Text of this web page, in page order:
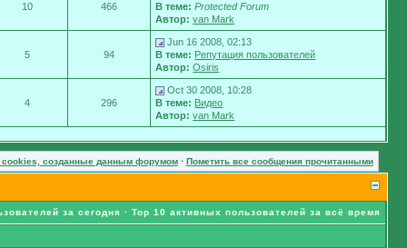
10 466
В теме: Protected Forum
Автор: van Mark
5 94
Jun 16 2008, 02:13
В теме: Репутация пользователей
Автор: Osiris
4 296
Oct 30 2008, 10:28
В теме: Видео
Автор: van Mark
cookies, созданные данным форумом· Пометить все сообщения прочитанными
за сегодня ·Top 10 активных пользователей за всё время